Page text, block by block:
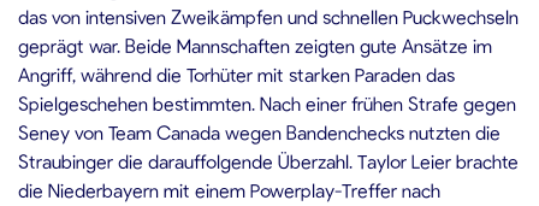
das von intensiven Zweikämpfen und schnellen Puckwechseln
geprägt war. Beide Mannschaften zeigten gute Ansätze im
Angriff, während die Torhüter mit starken Paraden das
Spielgeschehen bestimmten. Nach einer frühen Strafe gegen
Seney von Team Canada wegen Bandenchecks nutzten die
Straubinger die darauffolgende Überzahl. Taylor Leier brachte
die Niederbayern mit einem Powerplay-Treffer nach